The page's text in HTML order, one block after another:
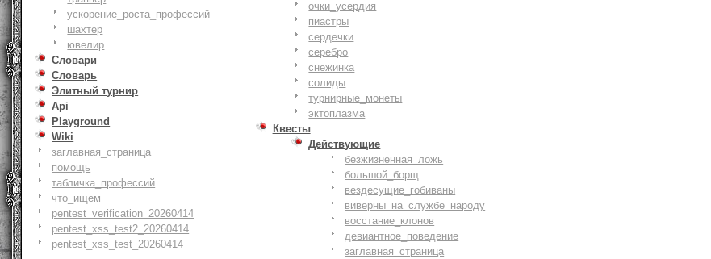
ускорение_роста_профессий
шахтер
ювелир
Словари
Словарь
Элитный турнир
Api
Playground
Wiki
заглавная_страница
помощь
табличка_профессий
что_ищем
pentest_verification_20260414
pentest_xss_test2_20260414
pentest_xss_test_20260414
очки_усердия
пиастры
сердечки
серебро
снежинка
солиды
турнирные_монеты
эктоплазма
Квесты
Действующие
безжизненная_ложь
большой_борщ
вездесущие_гобиваны
виверны_на_службе_народу
восстание_клонов
девиантное_поведение
заглавная_страница